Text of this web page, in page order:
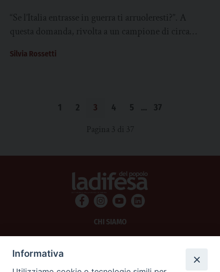
Garante per l’Infanzia e l’Adolescenza
“Se l’Italia entrasse in guerra ti arruoleresti?”. A
questa domanda, rivolta a un campione di circa
Silvia Rossetti
1 2 3 4 5 … 37
Pagina 3 di 37
CHI SIAMO
Informativa